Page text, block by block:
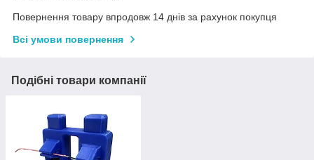
Повернення товару впродовж 14 днів за рахунок покупця
Всі умови повернення
Подібні товари компанії